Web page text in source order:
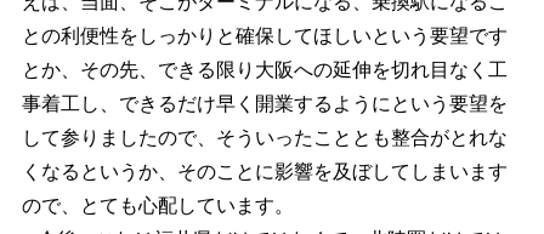
との利便性をしっかりと確保してほしいという要望です
とか、その先、できる限り大阪への延伸を切れ目なく工
事着工し、できるだけ早く開業するようにという要望を
して参りましたので、そういったこととも整合がとれな
くなるというか、そのことに影響を及ぼしてしまいます
ので、とても心配しています。